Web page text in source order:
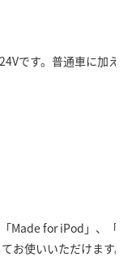
です。普通車に加え
Made for iPod」、「
お使いいただけます。